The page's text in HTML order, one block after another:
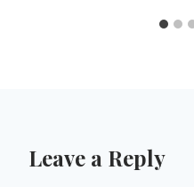
Leave a Reply